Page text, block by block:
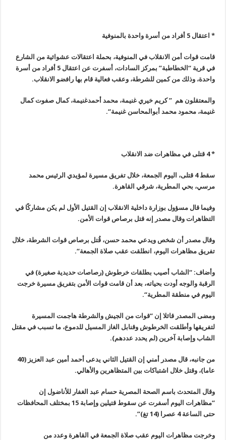
* اعتقال 5 أفراد من أسرة واحدة بالمنوفية
قامت قوات أمن الانقلاب في المنوفية، بحملة اعتقالات عشوائية من الشارع
في قرية “الخطاطبة” بمركز السادات، أسفرت عن اعتقال 5 أفراد من أسرة
واحدة، وذلك من كمين للشرطة، وعقب فعالية قام بها رافضو الانقلاب.
والمعتقلون هم ” كريم خيري غنيمة، محمد أحمدغنيمة، كمال صفوت كمال
غنيمة، محمود محمد أبوالمحاسن غنيمة“.
*
4 قتلى في مظاهرات ضد الانقلاب
سقط 4 قتلى، اليوم الجمعة، خلال تفريق مسيرة لمؤيدي الرئيس محمد
مرسي، بحي المطرية، شرقي القاهرة.
وفيما قال مسؤول بوزارة داخلية الانقلاب إن القتيل الأول لم يكن مشاركًا في
التظاهرات وقال مصدر إنه قتل برصاص قوات الأمن.
وقال مصدر أن شخص ويدعي محمد حسن، قُتل برصاص قوات الشرطة، خلال
تفريق مظاهرات اليوم، انطلقت عقب صلاة الجمعة“.
وأضاف: “الشاب أصيب بطلقات خرطوش (رصاصات حديدية صغيرة) في
الرقبة والوجه أودت بحياته، بعد أن قامت قوات الأمن بتفريق مسيرة خرجت
اليوم في منطقة المطرية“.
ومضى المصدر قائلا إن “قوات من الجيش والشرطة هاجمت المسيرة
لتفريقها وأطلقت الخرطوش وقنابل الغاز المسيل للدموع، ما تسبب في مقتل
الشاب وإصابة آخرين (لم يحدد عددهم).
من جانبه، قال مصدر أمني إن القتيل الثاني يدعى أحمد أمين عبد العزيز (40
عاما)، وقتل خلال اشتباكات بين المتظاهرين والأهالي.
وقال المتحدث باسم الصحة المصرية حسام عبد الغفار للأناضول إن
“مظاهرات اليوم أسفرت عن سقوط قتيلين وإصابة 15 بمختلف المحافظات
حتى الساعة 4 عصرا
(14 تغ)”.
وخرجت مظاهرات اليوم عقب صلاة الجمعة في القاهرة وعدد من